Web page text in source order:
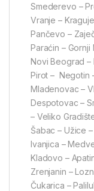
Smederevo –
Vranje –
Pančevo –
Paraćin –
Novi Beograd –
Pirot – Negotin
Mladenovac –
Despotovac –
– Veliko
Šabac – Užice
Ivanjica –
Kladovo –
Zrenjanin –
Čukarica –